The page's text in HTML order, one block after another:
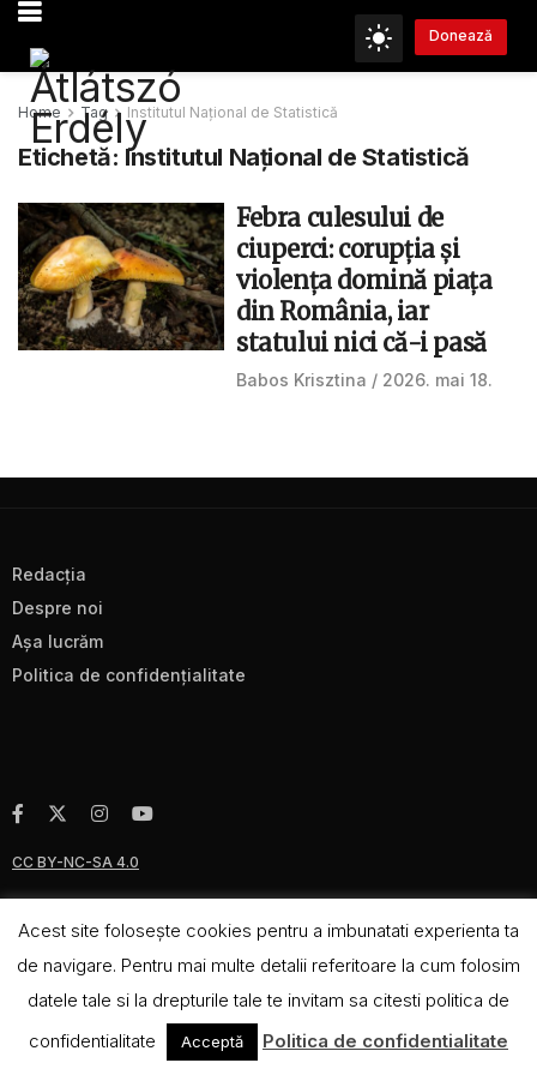
Donează
Home Tag Institutul Național de Statistică
Etichetă: Institutul Național de Statistică
Febra culesului de
ciuperci: corupția și
violența domină piața
din România, iar
statului nici că-i pasă
Babos Krisztina 2026. mai 18.
Redacţia
Despre noi
Aşa lucrăm
Politica de confidenţialitate
CC BY-NC-SA 4.0
Acest site foloseşte cookies pentru a imbunatati experienta ta
de navigare. Pentru mai multe detalii referitoare la cum folosim
datele tale si la drepturile tale te invitam sa citesti politica de
confidentialitate
Acceptă Politica de confidentialitate